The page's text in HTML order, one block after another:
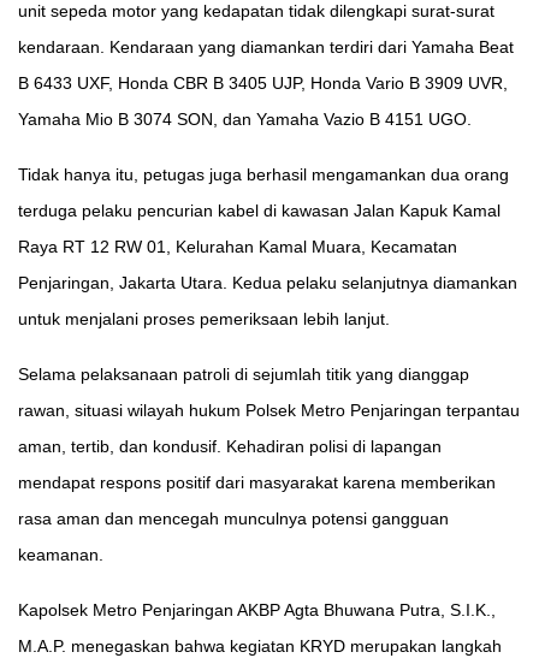
unit sepeda motor yang kedapatan tidak dilengkapi surat-surat
kendaraan. Kendaraan yang diamankan terdiri dari Yamaha Beat
B 6433 UXF, Honda CBR B 3405 UJP, Honda Vario B 3909 UVR,
Yamaha Mio B 3074 SON, dan Yamaha Vazio B 4151 UGO.
Tidak hanya itu, petugas juga berhasil mengamankan dua orang
terduga pelaku pencurian kabel di kawasan Jalan Kapuk Kamal
Raya RT 12 RW 01, Kelurahan Kamal Muara, Kecamatan
Penjaringan, Jakarta Utara. Kedua pelaku selanjutnya diamankan
untuk menjalani proses pemeriksaan lebih lanjut.
Selama pelaksanaan patroli di sejumlah titik yang dianggap
rawan, situasi wilayah hukum Polsek Metro Penjaringan terpantau
aman, tertib, dan kondusif. Kehadiran polisi di lapangan
mendapat respons positif dari masyarakat karena memberikan
rasa aman dan mencegah munculnya potensi gangguan
keamanan.
Kapolsek Metro Penjaringan AKBP Agta Bhuwana Putra, S.I.K.,
M.A.P. menegaskan bahwa kegiatan KRYD merupakan langkah